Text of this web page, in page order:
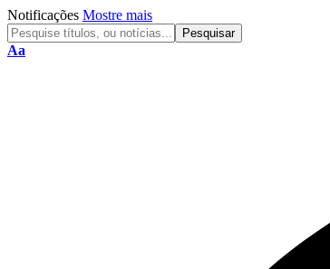
Notificações Mostre mais
Aa